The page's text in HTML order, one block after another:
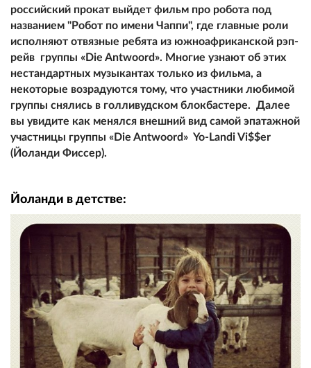
российский прокат выйдет фильм про робота под
названием "Робот по имени Чаппи", где главные роли
исполняют отвязные ребята из южноафриканской рэп-
рейв группы «Die Antwoord». Многие узнают об этих
нестандартных музыкантах только из фильма, а
некоторые возрадуются тому, что участники любимой
группы снялись в голливудском блокбастере. Далее
вы увидите как менялся внешний вид самой эпатажной
участницы группы «Die Antwoord» Yo-Landi Vi$$er
(Йоланди Фиссер).
Йоланди в детстве: